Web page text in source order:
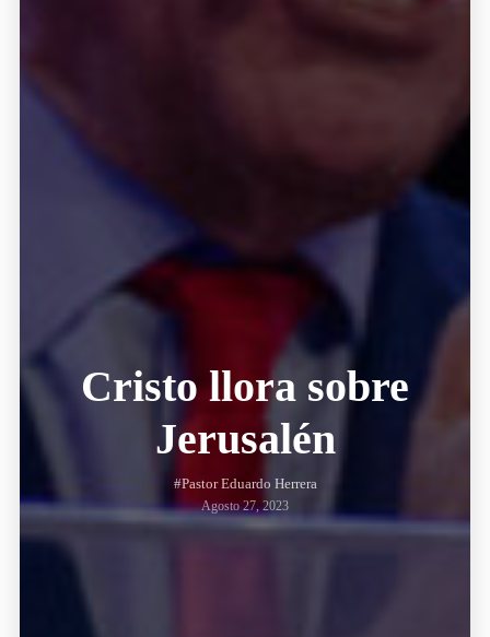
Cristo llora sobre
Jerusalén
#Pastor Eduardo Herrera
Agosto 27, 2023